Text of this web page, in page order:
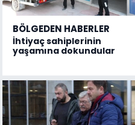
BÖLGEDEN HABERLER
İhtiyaç sahiplerinin
yaşamına dokundular